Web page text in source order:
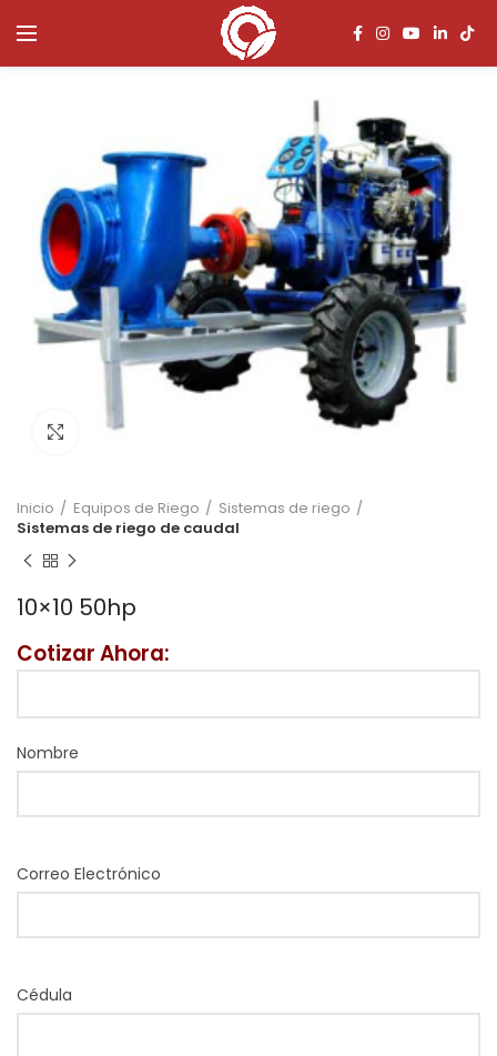
Click to enlarge
Inicio Equipos de Riego
Sistemas de riego
Sistemas de riego de caudal
10×10 50hp
Cotizar Ahora:
Nombre
Correo Electrónico
Cédula